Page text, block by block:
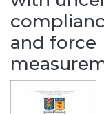
and force